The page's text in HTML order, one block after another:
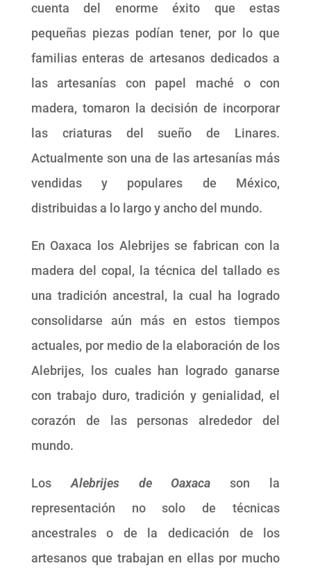
cuenta del enorme éxito que estas
pequeñas piezas podían tener, por lo que
familias enteras de artesanos dedicados a
las artesanías con papel maché o con
madera, tomaron la decisión de incorporar
las criaturas del sueño de Linares.
Actualmente son una de las artesanías más
vendidas y populares de México,
distribuidas a lo largo y ancho del mundo.
En Oaxaca los Alebrijes se fabrican con la
madera del copal, la técnica del tallado es
una tradición ancestral, la cual ha logrado
consolidarse aún más en estos tiempos
actuales, por medio de la elaboración de los
Alebrijes, los cuales han logrado ganarse
con trabajo duro, tradición y genialidad, el
corazón de las personas alrededor del
mundo.
Los Alebrijes de Oaxaca son la
representación no solo de técnicas
ancestrales o de la dedicación de los
artesanos que trabajan en ellas por mucho